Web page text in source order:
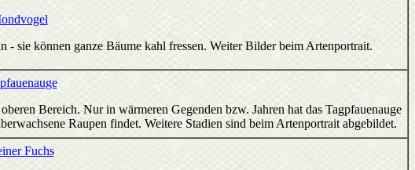
sie können ganze Bäume kahl fressen. Weiter Bilder beim Artenportrait.
Bereich. Nur in wärmeren Gegenden bzw. Jahren hat das Tagpfauenauge
Raupen findet. Weitere Stadien sind beim Artenportrait abgebildet.
Fuchs